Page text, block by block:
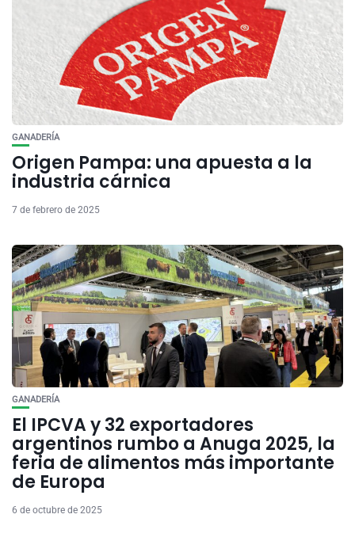
GANADERÍA
Origen Pampa: una apuesta a la
industria cárnica
7 de febrero de 2025
GANADERÍA
El IPCVA y 32 exportadores
argentinos rumbo a Anuga 2025, la
feria de alimentos más importante
de Europa
6 de octubre de 2025